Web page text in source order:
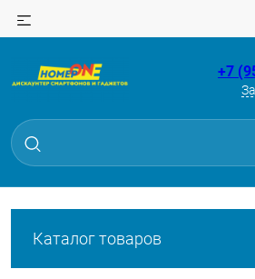
+7
Каталог товаров
Для клиентов всех банков
Разбейте
без переплат